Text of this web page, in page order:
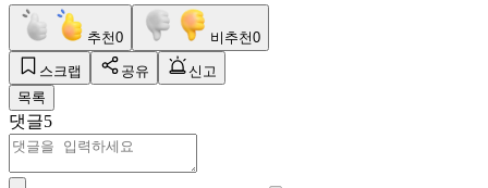
추천0 비추천0
스크랩 공유
신고
목록
댓글5